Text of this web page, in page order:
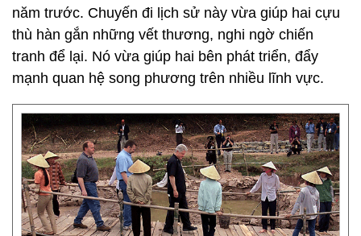
năm trước. Chuyến đi lịch sử này vừa giúp hai cựu
thù hàn gắn những vết thương, nghi ngờ chiến
tranh để lại. Nó vừa giúp hai bên phát triển, đẩy
mạnh quan hệ song phương trên nhiều lĩnh vực.